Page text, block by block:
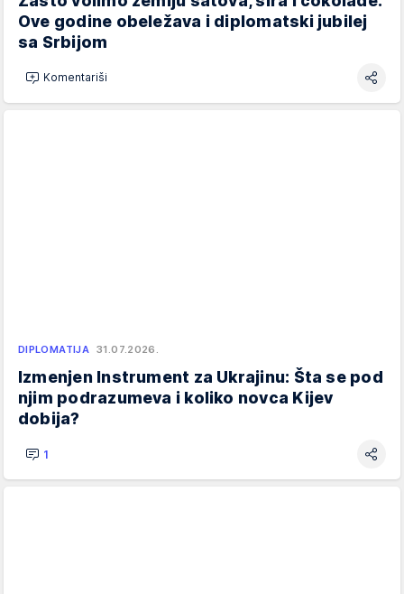
Ove godine obeležava i diplomatski jubilej
sa Srbijom
Komentariši
DIPLOMATIJA 31.07.2026.
Izmenjen Instrument za Ukrajinu: Šta se pod
njim podrazumeva i koliko novca Kijev
dobija?
1